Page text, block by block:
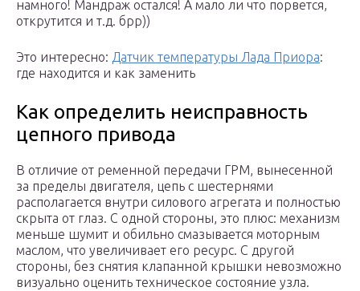
намного! Мандраж остался! А мало ли что порвется,
открутится и т.д. брр))
Это интересно: Датчик температуры Лада Приора:
где находится и как заменить
Как определить неисправность
цепного привода
В отличие от ременной передачи ГРМ, вынесенной
за пределы двигателя, цепь с шестернями
располагается внутри силового агрегата и полностью
скрыта от глаз. С одной стороны, это плюс: механизм
меньше шумит и обильно смазывается моторным
маслом, что увеличивает его ресурс. С другой
стороны, без снятия клапанной крышки невозможно
визуально оценить техническое состояние узла.